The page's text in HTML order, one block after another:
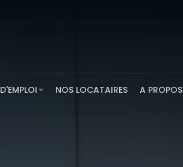
NOS LOCATAIRES A PROPOS